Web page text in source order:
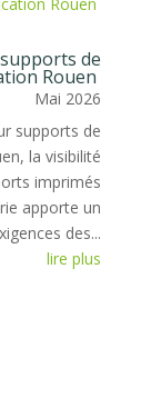
de
Rouen
Mai 2026
supports de
la visibilité
imprimés
apporte un
des...
lire plus